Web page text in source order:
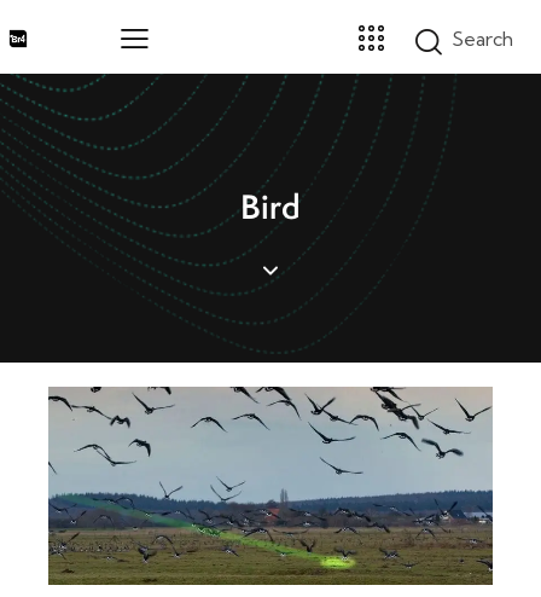
Bird
Home
Marcas
Segmentos
Blog
Contato
Promoções